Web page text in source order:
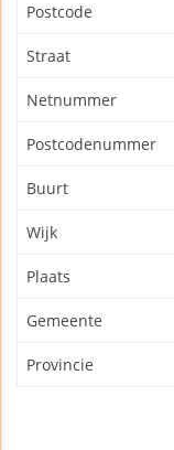
Postcode
Straat
Netnummer
Postcodenummer
Buurt
Wijk
Plaats
Gemeente
Provincie